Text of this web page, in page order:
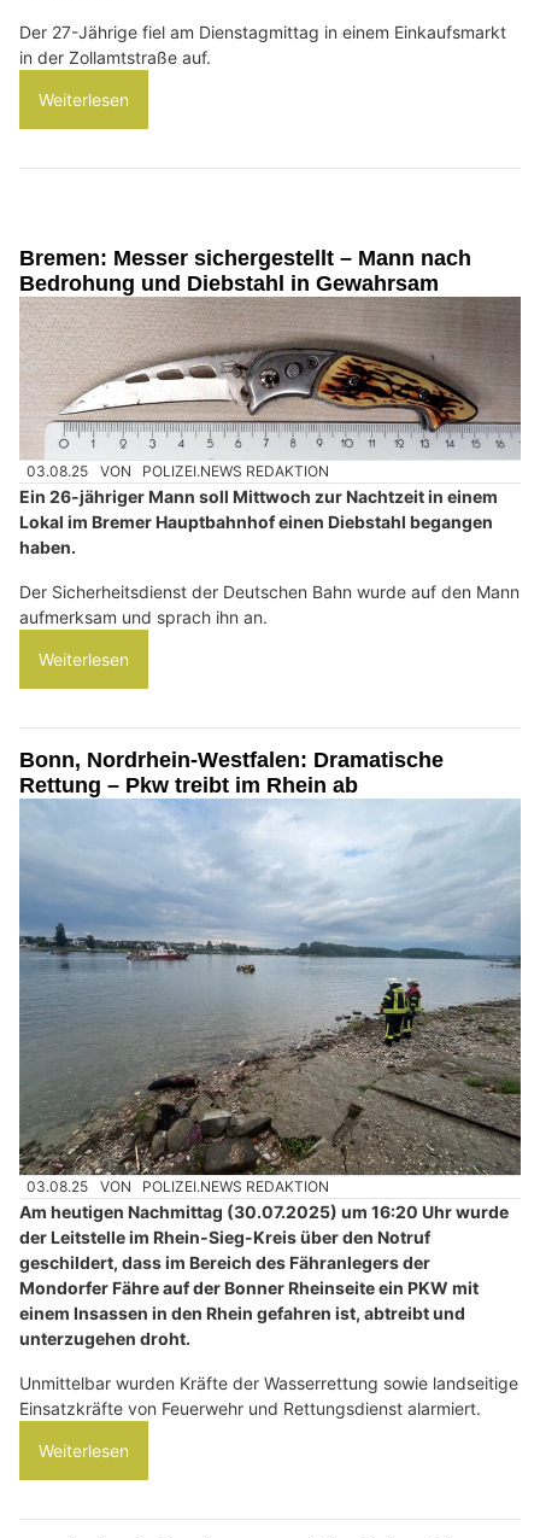
Der 27-Jährige fiel am Dienstagmittag in einem Einkaufsmarkt
in der Zollamtstraße auf.
Weiterlesen
Bremen: Messer sichergestellt – Mann nach
Bedrohung und Diebstahl in Gewahrsam
03.08.25 VON POLIZEI.NEWS REDAKTION
Ein 26-jähriger Mann soll Mittwoch zur Nachtzeit in einem
Lokal im Bremer Hauptbahnhof einen Diebstahl begangen
haben.
Der Sicherheitsdienst der Deutschen Bahn wurde auf den Mann
aufmerksam und sprach ihn an.
Weiterlesen
Bonn, Nordrhein-Westfalen: Dramatische
Rettung – Pkw treibt im Rhein ab
03.08.25 VON POLIZEI.NEWS REDAKTION
Am heutigen Nachmittag (30.07.2025) um 16:20 Uhr wurde
der Leitstelle im Rhein-Sieg-Kreis über den Notruf
geschildert, dass im Bereich des Fähranlegers der
Mondorfer Fähre auf der Bonner Rheinseite ein PKW mit
einem Insassen in den Rhein gefahren ist, abtreibt und
unterzugehen droht.
Unmittelbar wurden Kräfte der Wasserrettung sowie landseitige
Einsatzkräfte von Feuerwehr und Rettungsdienst alarmiert.
Weiterlesen